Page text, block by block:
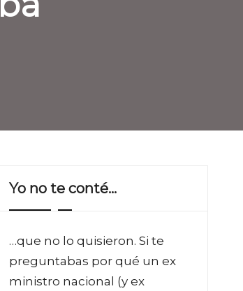
Yo no te conté…
…que no lo quisieron. Si te
preguntabas por qué un ex
ministro nacional (y ex